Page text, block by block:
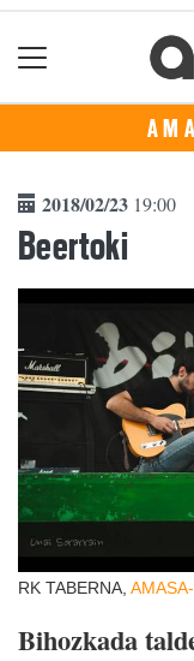
2018/02/23 19:00
Beertoki
RK TABERNA,
Bihozkada